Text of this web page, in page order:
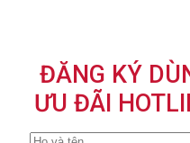
ĐĂNG KÝ
ƯU ĐÃI